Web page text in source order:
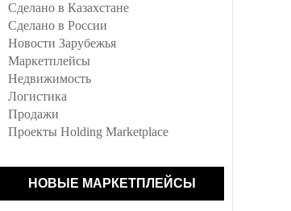
Сделано в Казахстане
Сделано в России
Новости Зарубежья
Маркетплейсы
Недвижимость
Логистика
Продажи
Проекты Holding Marketplace
НОВЫЕ МАРКЕТПЛЕЙСЫ